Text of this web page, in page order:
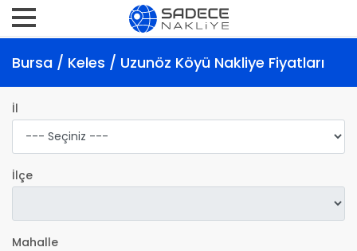
Bursa / Keles / Uzunöz Köyü Nakliye Fiyatları
İl
İlçe
Mahalle